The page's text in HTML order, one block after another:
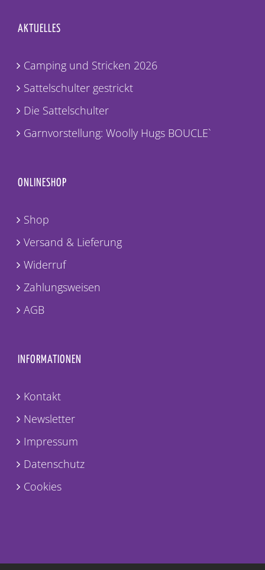
AKTUELLES
Camping und Stricken 2026
Sattelschulter gestrickt
Die Sattelschulter
Garnvorstellung: Woolly Hugs BOUCLE`
ONLINESHOP
Shop
Versand & Lieferung
Widerruf
Zahlungsweisen
AGB
INFORMATIONEN
Kontakt
Newsletter
Impressum
Datenschutz
Cookies